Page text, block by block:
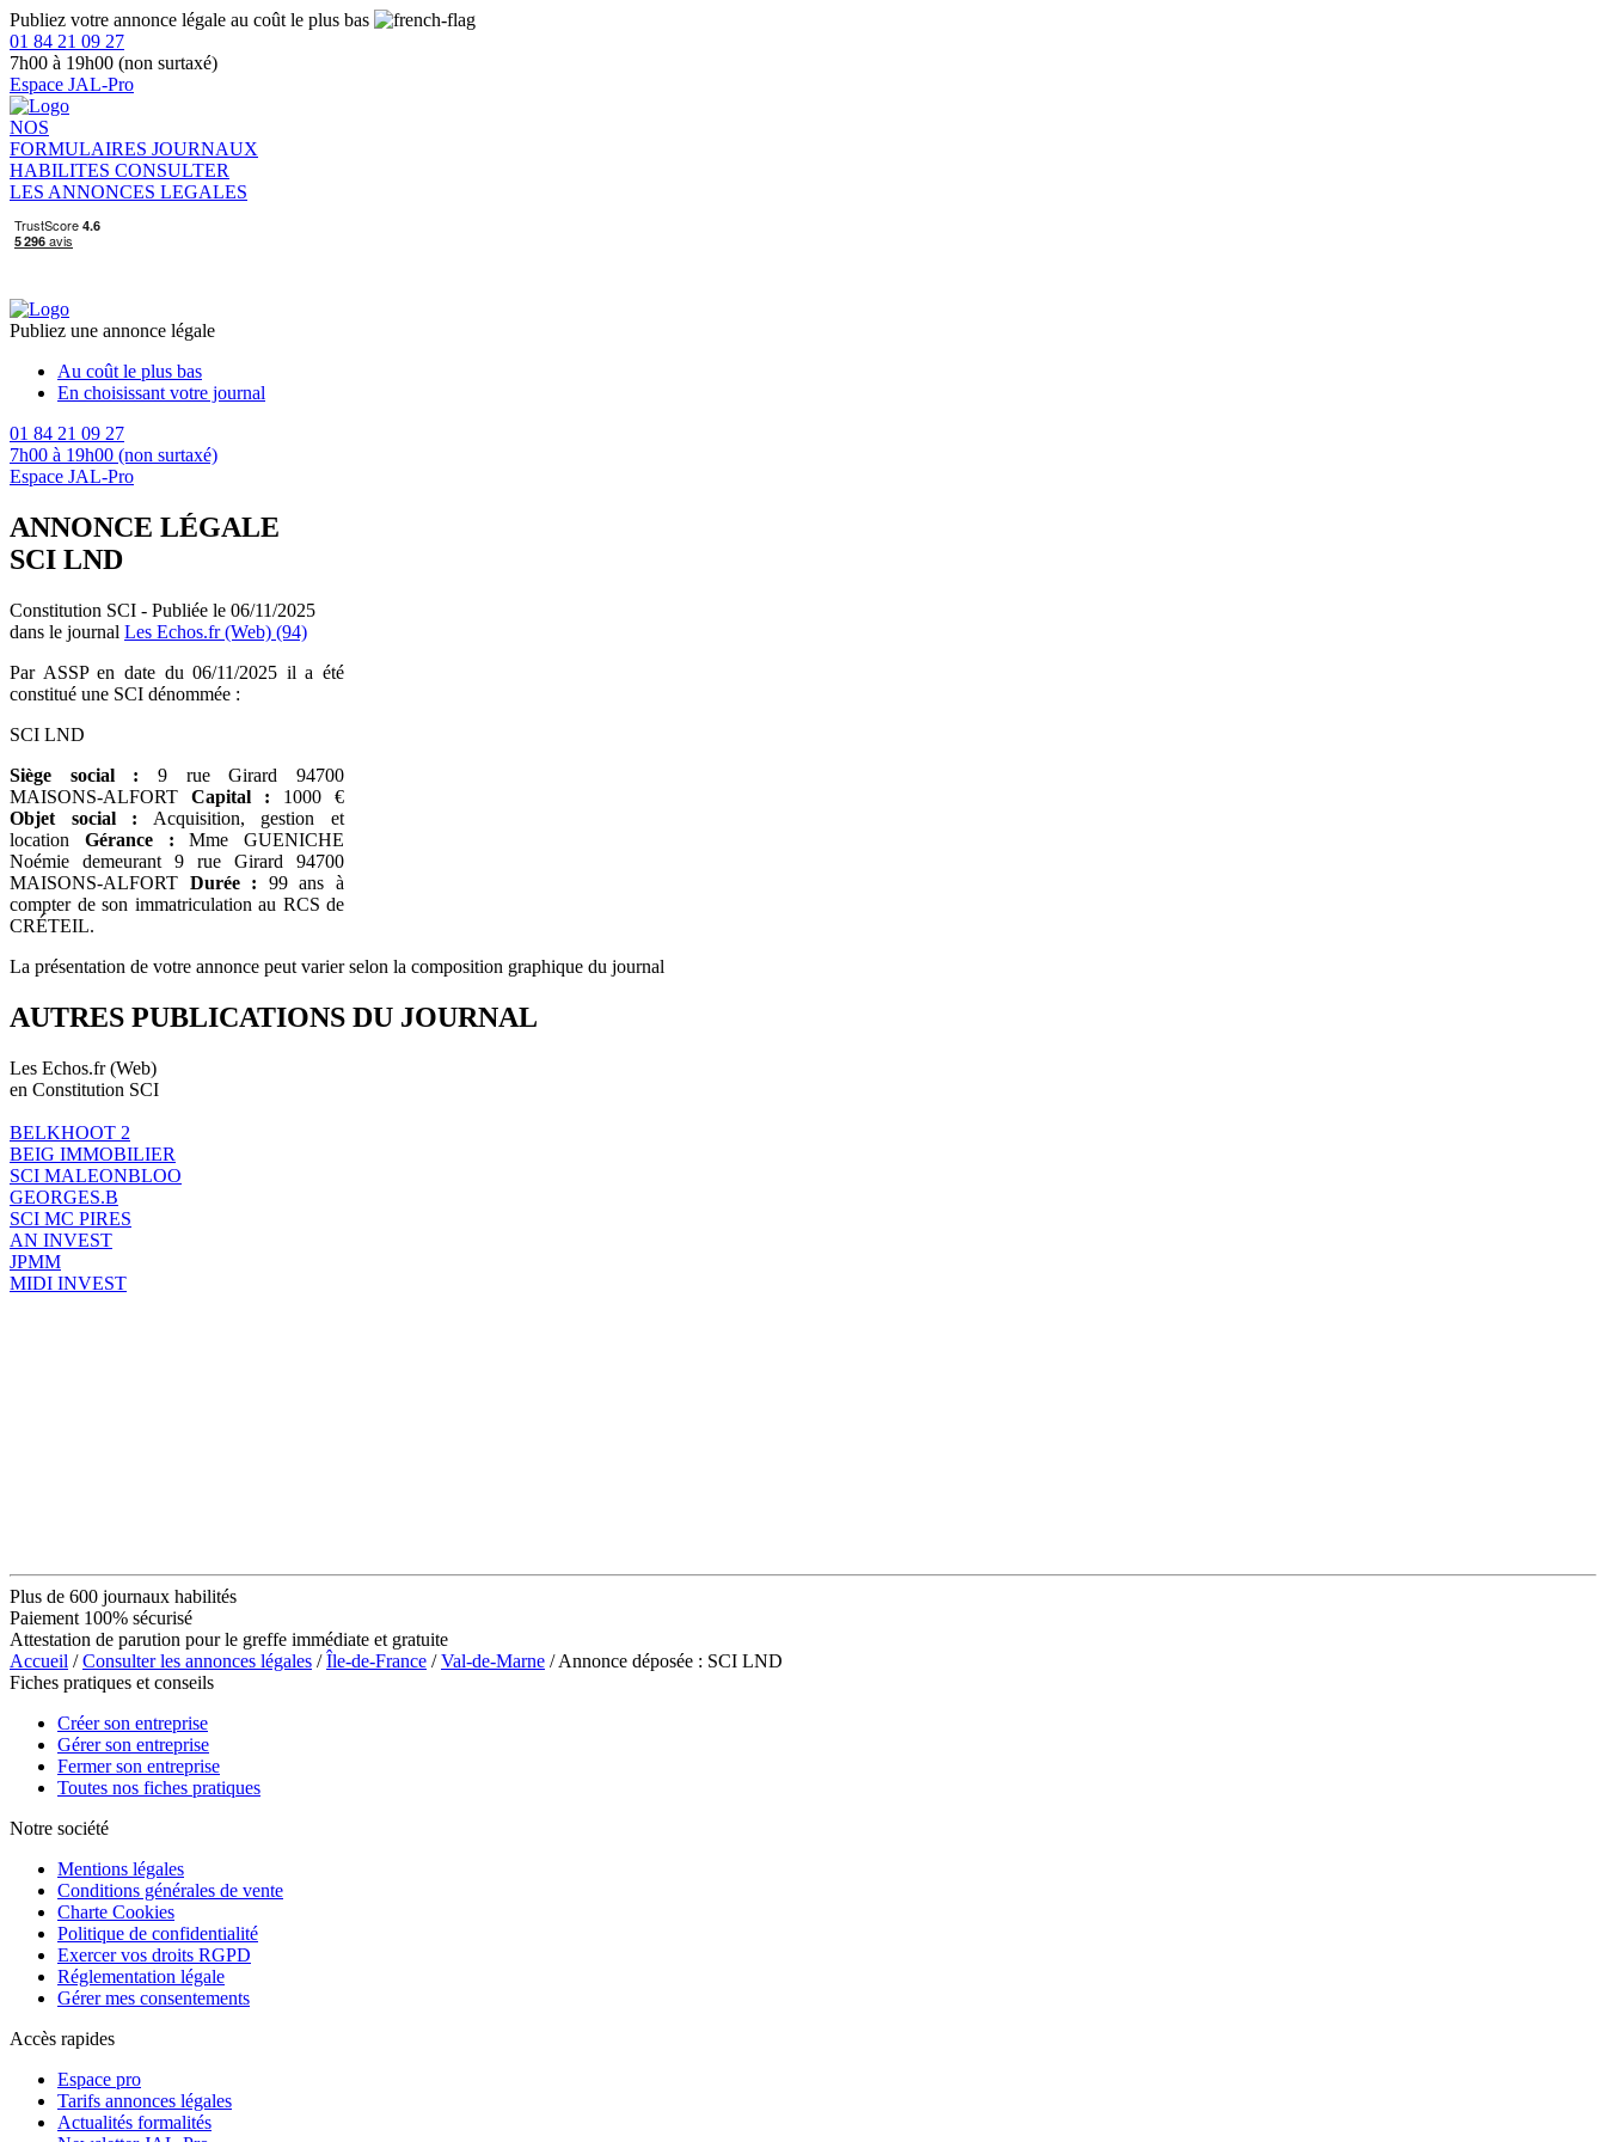
Publiez votre annonce légale au coût le plus bas
01 84 21 09 27
7h00 à 19h00 (non surtaxé)
Espace JAL-Pro
NOS
FORMULAIRES JOURNAUX
HABILITES CONSULTER
LES ANNONCES LEGALES
Publiez une annonce légale
Au coût le plus bas
En choisissant votre journal
01 84 21 09 27
7h00 à 19h00 (non surtaxé)
Espace JAL-Pro
ANNONCE LÉGALE
SCI LND
Constitution SCI - Publiée le 06/11/2025
dans le journal Les Echos.fr (Web) (94)
Par ASSP en date du 06/11/2025 il a été
constitué une SCI dénommée :
SCI LND
Siège social : 9 rue Girard 94700
MAISONS-ALFORT Capital : 1000 €
Objet social : Acquisition, gestion et
location Gérance : Mme GUENICHE
Noémie demeurant 9 rue Girard 94700
MAISONS-ALFORT Durée : 99 ans à
compter de son immatriculation au RCS de
CRÉTEIL.
La présentation de votre annonce peut varier selon la composition graphique du journal
AUTRES PUBLICATIONS DU JOURNAL
Les Echos.fr (Web)
en Constitution SCI
BELKHOOT 2
BEIG IMMOBILIER
SCI MALEONBLOO
GEORGES.B
SCI MC PIRES
AN INVEST
JPMM
MIDI INVEST
Plus de 600 journaux habilités
Paiement 100% sécurisé
Attestation de parution pour le greffe immédiate et gratuite
Accueil /Consulter les annonces légales /Île-de-France /Val-de-Marne / Annonce déposée : SCI LND
Fiches pratiques et conseils
Créer son entreprise
Gérer son entreprise
Fermer son entreprise
Toutes nos fiches pratiques
Notre société
Mentions légales
Conditions générales de vente
Charte Cookies
Politique de confidentialité
Exercer vos droits RGPD
Réglementation légale
Gérer mes consentements
Accès rapides
Espace pro
Tarifs annonces légales
Actualités formalités